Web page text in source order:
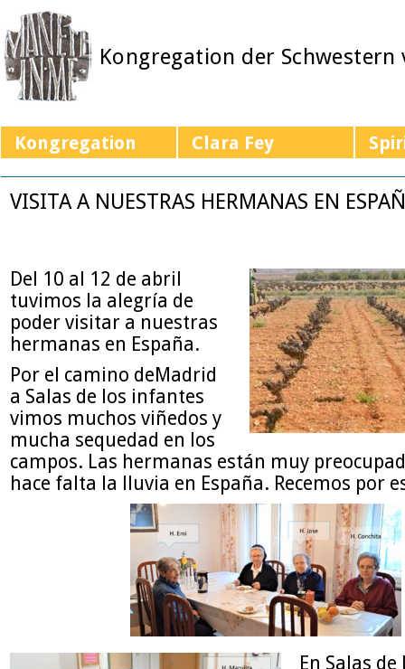
Kongregation Clara Fey
Kongregation der Schwestern
VISITA A NUESTRAS HERMANAS EN
Del 10 al 12 de abril
tuvimos la alegría de
poder visitar a nuestras
hermanas en España.
Por el camino deMadrid
a Salas de los infantes
vimos muchos viñedos y
mucha sequedad en los
campos. Las hermanas están muy
hace falta la lluvia en España. Recemos por
En Salas